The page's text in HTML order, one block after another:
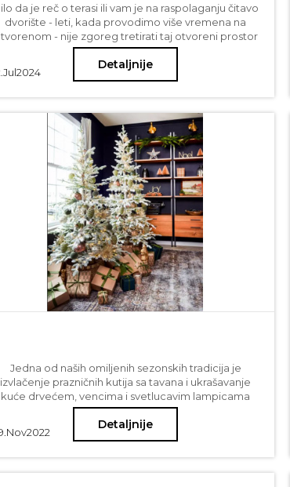
Jul2024
da je reč o terasi ili vam je na raspolaganju čitavo
dvorište - leti, kada provodimo više vremena na
- nije zgoreg tretirati taj otvoreni prostor
kao važan životni ambijent i učiniti ga udobnijim za
duge letnje večeri sa porodicom i prijateljima.
Detaljnije
Nov2022
Jedna od naših omiljenih sezonskih tradicija je
izvlačenje prazničnih kutija sa tavana i ukrašavanje
kuće drvećem, vencima i svetlucavim lampicama
dok neka nežna muzika svira u pozadini. Ove
sezone ćemo ukrasiti naše domove jarkim bojama i
materijalima, uz neke godišnje favorite. I
Detaljnije